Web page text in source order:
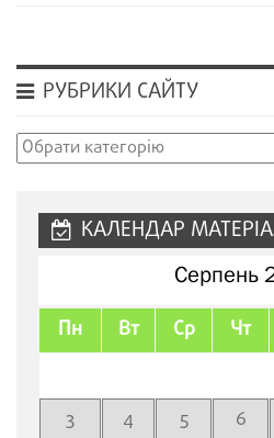
РУБРИКИ САЙТУ
Рубрики
КАЛЕНДАР
Серпень
Пн Вт Ср Чт
3
4 5 6